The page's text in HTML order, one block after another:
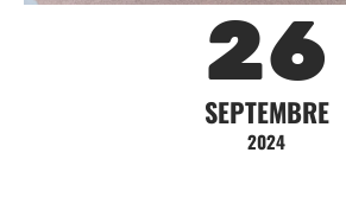
26
SEPTEMBRE
2024